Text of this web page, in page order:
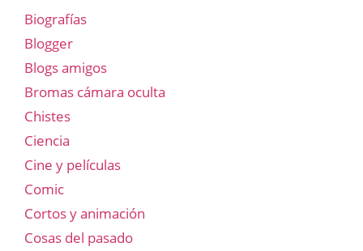
Biografías
Blogger
Blogs amigos
Bromas cámara oculta
Chistes
Ciencia
Cine y películas
Comic
Cortos y animación
Cosas del pasado